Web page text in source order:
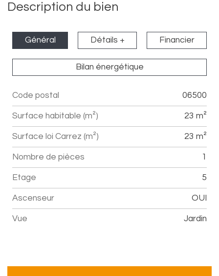
Description du bien
Général Détails + Financier
Bilan énergétique
Label Value
Code postal 06500
Surface habitable (m²) 23 m²
Surface loi Carrez (m²) 23 m²
Nombre de pièces 1
Etage 5
Ascenseur OUI
Vue jardin